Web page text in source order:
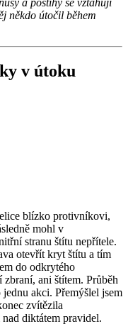
a postihy se vztahují
někdo útočil během
v útoku
blízko protivníkovi,
mohl v
stranu štítu nepřítele.
otevřít kryt štítu a tím
do odkrytého
ani štítem. Průběh
akci. Přemýšlel jsem
zvítězila
diktátem pravidel.